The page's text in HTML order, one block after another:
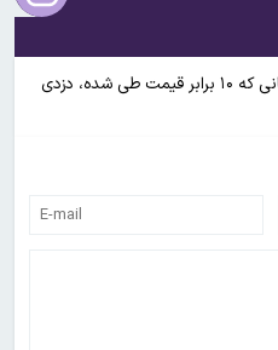
کلاهبرداری با اسباب‌کشی؛ سودجویانی که ۱۰ برابر قیمت طی شده، دزدی